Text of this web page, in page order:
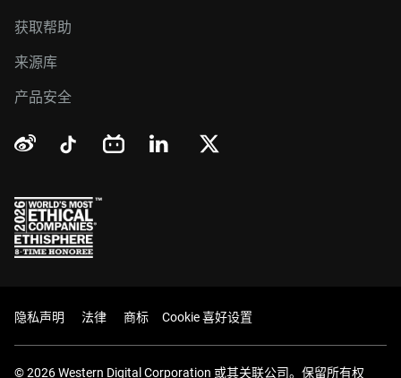
获取帮助
来源库
产品安全
隐私声明 法律 商标 Cookie 喜好设置
© 2026 Western Digital Corporation 或其关联公司。保留所有权